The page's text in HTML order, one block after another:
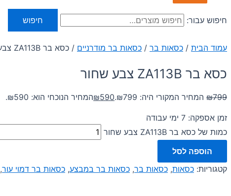
חיפוש עבור: חיפוש
עמוד הבית / כסאות בר / כסאות בר מודרניים / כסא בר ZA113B צבע שחור
כסא בר ZA113B צבע שחור
₪799 המחיר המקורי היה: ₪799. ₪590 המחיר הנוכחי הוא: ₪590.
זמן אספקה: 7 ימי עבודה
כמות של כסא בר ZA113B צבע שחור
הוספה לסל
קטגוריות: כסאות, כסאות בר, כסאות בר במבצע, כסאות בר דמוי עור,